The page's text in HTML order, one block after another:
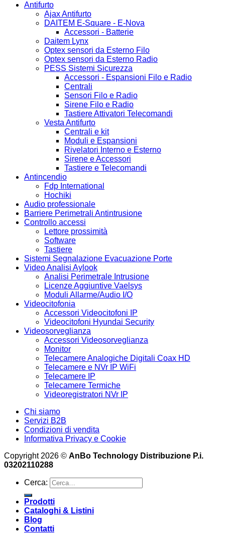
Antifurto
Ajax Antifurto
DAITEM E-Square - E-Nova
Accessori - Batterie
Daitem Lynx
Optex sensori da Esterno Filo
Optex sensori da Esterno Radio
PESS Sistemi Sicurezza
Accessori - Espansioni Filo e Radio
Centrali
Sensori Filo e Radio
Sirene Filo e Radio
Tastiere Attivatori Telecomandi
Vesta Antifurto
Centrali e kit
Moduli e Espansioni
Rivelatori Interno e Esterno
Sirene e Accessori
Tastiere e Telecomandi
Antincendio
Fdp International
Hochiki
Audio professionale
Barriere Perimetrali Antintrusione
Controllo accessi
Lettore prossimità
Software
Tastiere
Sistemi Segnalazione Evacuazione Porte
Video Analisi Aylook
Analisi Perimetrale Intrusione
Licenze Aggiuntive Vaelsys
Moduli Allarme/Audio I/O
Videocitofonia
Accessori Videocitofoni IP
Videocitofoni Hyundai Security
Videosorveglianza
Accessori Videosorveglianza
Monitor
Telecamere Analogiche Digitali Coax HD
Telecamere e NVr IP WiFi
Telecamere IP
Telecamere Termiche
Videoregistratori NVr IP
Chi siamo
Servizi B2B
Condizioni di vendita
Informativa Privacy e Cookie
Copyright 2026 © AnBo Technology Distribuzione P.i.
03202110288
Cerca:
Prodotti
Cataloghi & Listini
Blog
Contatti